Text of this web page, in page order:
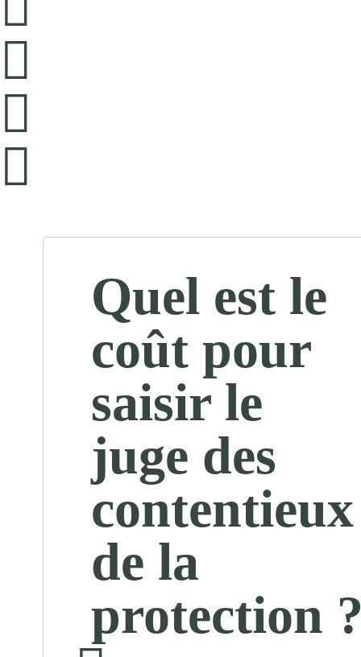
Quel est le
coût pour
saisir le
juge des
contentieux
de la
protection